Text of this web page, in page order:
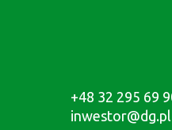
+48 32 295 69
inwestor@dg.pl